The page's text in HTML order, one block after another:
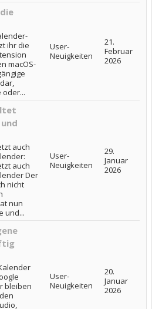
ihr die
macOS-
oder...
User-
Neuigkeiten
21.
Februar
2026
auch
auch
Der
nicht
nun
und...
User-
Neuigkeiten
29.
Januar
2026
bleiben
User-
Neuigkeiten
20.
Januar
2026